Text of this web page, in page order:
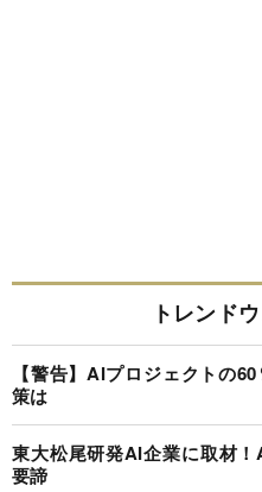
トレンド
【警告】AIプロジェクトの
策は
東大松尾研発AI企業に取材
要諦